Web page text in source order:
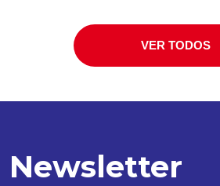
VER TODOS
Newsletter